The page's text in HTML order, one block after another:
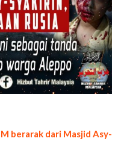
berarak dari Masjid Asy-